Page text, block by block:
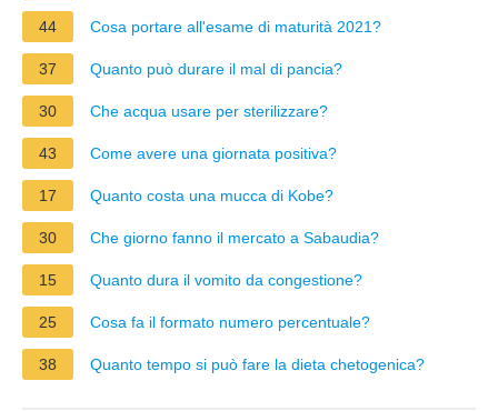
44 Cosa portare all'esame di maturità 2021?
37 Quanto può durare il mal di pancia?
30 Che acqua usare per sterilizzare?
43 Come avere una giornata positiva?
17 Quanto costa una mucca di Kobe?
30 Che giorno fanno il mercato a Sabaudia?
15 Quanto dura il vomito da congestione?
25 Cosa fa il formato numero percentuale?
38 Quanto tempo si può fare la dieta chetogenica?